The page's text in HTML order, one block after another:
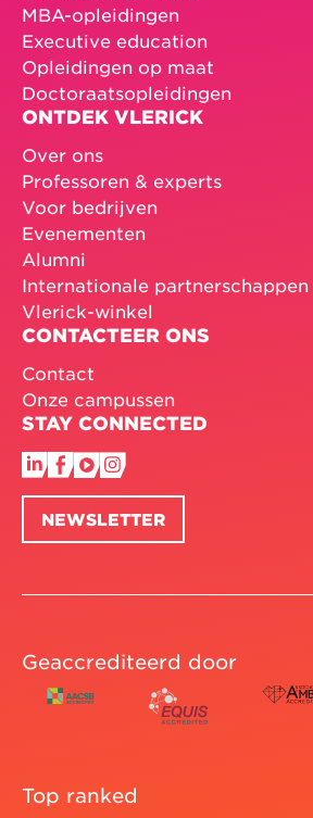
MBA-opleidingen
Executive education
Opleidingen op maat
Doctoraatsopleidingen
ONTDEK VLERICK
Over ons
Professoren & experts
Voor bedrijven
Evenementen
Alumni
Internationale partnerschappen
Vlerick-winkel
CONTACTEER ONS
Contact
Onze campussen
STAY CONNECTED
NEWSLETTER
Geaccrediteerd door
Top ranked